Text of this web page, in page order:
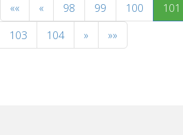
«« « 98 99 100 101
103
104 » »»